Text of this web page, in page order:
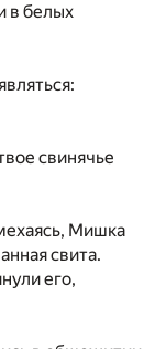
в белых
свинячье
Мишка
свита.
его,